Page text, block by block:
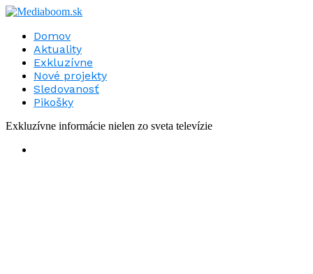
Domov
Aktuality
Exkluzívne
Nové projekty
Sledovanosť
Pikošky
Exkluzívne informácie nielen zo sveta televízie